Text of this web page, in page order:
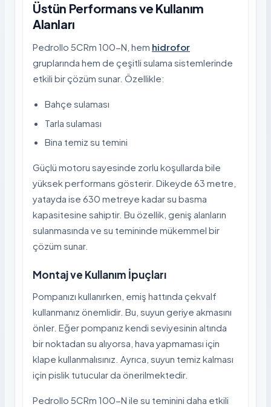
Üstün Performans ve Kullanım
Alanları
Pedrollo 5CRm 100-N, hem hidrofor
gruplarında hem de çeşitli sulama sistemlerinde
etkili bir çözüm sunar. Özellikle:
Bahçe sulaması
Tarla sulaması
Bina temiz su temini
Güçlü motoru sayesinde zorlu koşullarda bile
yüksek performans gösterir. Dikeyde 63 metre,
yatayda ise 630 metreye kadar su basma
kapasitesine sahiptir. Bu özellik, geniş alanların
sulanmasında ve su temininde mükemmel bir
çözüm sunar.
Montaj ve Kullanım İpuçları
Pompanızı kullanırken, emiş hattında çekvalf
kullanmanız önemlidir. Bu, suyun geriye akmasını
önler. Eğer pompanız kendi seviyesinin altında
bir noktadan su alıyorsa, hava yapmaması için
klape kullanmalısınız. Ayrıca, suyun temiz kalması
için pislik tutucular da önerilmektedir.
Pedrollo 5CRm 100-N ile su teminini daha etkili